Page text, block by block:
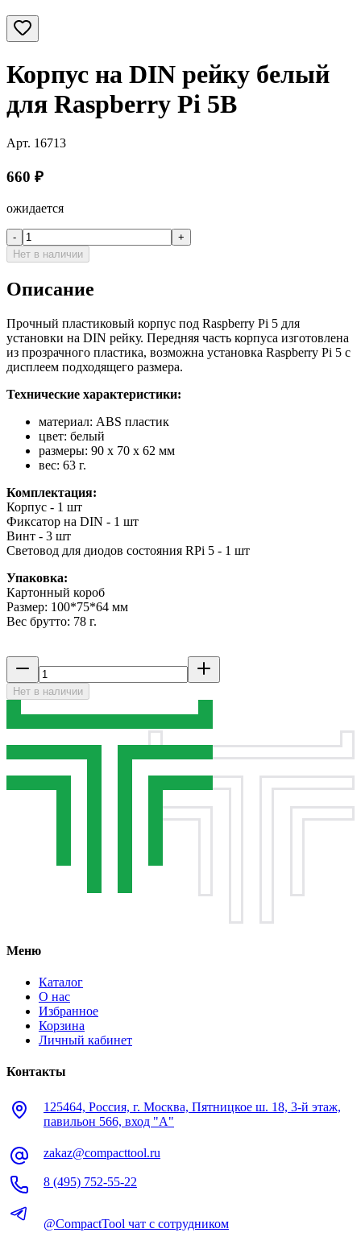
Корпус на DIN рейку белый
для Raspberry Pi 5B
Арт. 16713
660 ₽
ожидается
-
+
Нет в наличии
Описание
Прочный пластиковый корпус под Raspberry Pi 5 для
установки на DIN рейку. Передняя часть корпуса изготовлена
из прозрачного пластика, возможна установка Raspberry Pi 5 с
дисплеем подходящего размера.
Технические характеристики:
материал: ABS пластик
цвет: белый
размеры: 90 x 70 x 62 мм
вес: 63 г.
Комплектация:
Корпус - 1 шт
Фиксатор на DIN - 1 шт
Винт - 3 шт
Световод для диодов состояния RPi 5 - 1 шт
Упаковка:
Картонный короб
Размер: 100*75*64 мм
Вес брутто: 78 г.
Нет в наличии
Меню
Каталог
О нас
Избранное
Корзина
Личный кабинет
Контакты
125464, Россия, г. Москва, Пятницкое ш. 18, 3-й этаж,
павильон 566, вход "А"
zakaz@compacttool.ru
8 (495) 752-55-22
@CompactTool чат с сотрудником